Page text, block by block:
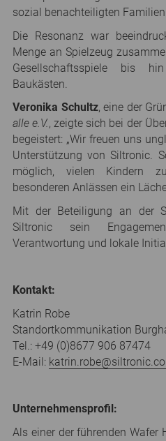
sozial benachteiligten
Die Resonanz war
Menge an Spielzeug
Gesellschaftsspiele bis
Baukästen.
Veronika Schultz, eine der
alle e.V., zeigte sich bei der
begeistert: „Wir freuen uns
Unterstützung von Siltronic.
möglich, vielen Kindern
besonderen Anlässen ein
Mit der Beteiligung an der
Siltronic sein
Verantwortung und lokale
Kontakt:
Katrin Robe
Standortkommunikation
Tel.: +49 (0)8677 906 87474
E-Mail: katrin.robe@
Unternehmensprofil:
Als einer der führenden Wafer